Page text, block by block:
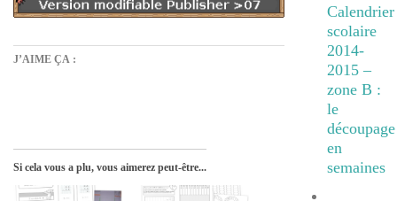
J’AIME ÇA :
Si cela vous a plu, vous aimerez peut-être...
Calendrier
scolaire
2014-
2015 –
zone B :
le
découpage
en
semaines